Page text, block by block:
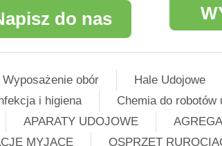
do nas
Wyposażenie obór Hale Udojowe
i higiena Chemia do robotów
APARATY UDOJOWE
MYJĄCE OSPRZĘT